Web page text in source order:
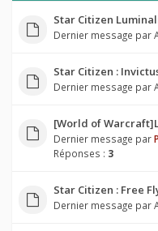
Star Citizen
Dernier message par
Star Citizen :
Dernier message par
[World of
Dernier message par
Réponses : 3
Star Citizen : Free
Dernier message par